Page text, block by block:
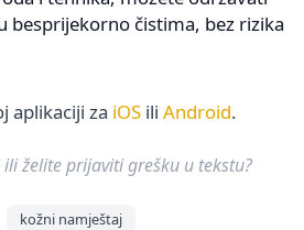
besprijekorno čistima, bez rizika
aplikaciji za iOS ili Android.
želite prijaviti grešku u tekstu?
kožni namještaj